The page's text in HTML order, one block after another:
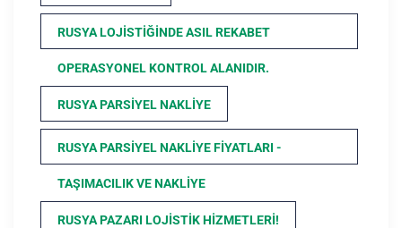
RUSYA LOJISTIĞINDE ASIL REKABET
OPERASYONEL KONTROL ALANIDIR.
RUSYA PARSIYEL NAKLIYE
RUSYA PARSIYEL NAKLIYE FIYATLARI -
TAŞIMACILIK VE NAKLIYE
RUSYA PAZARI LOJISTIK HIZMETLERI!